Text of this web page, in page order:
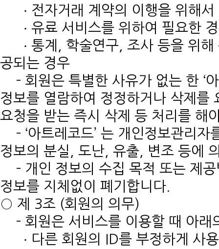
∙ 전자거래 계약의 이행을 위해서
∙ 유료 서비스를 위하여 필요한
∙ 통계, 학술연구, 조사 등을 위해
공되는 경우
- 회원은 특별한 사유가 없는 한 ‘
정보를 열람하여 정정하거나 삭제를
요청을 받는 즉시 삭제 등 처리를 해
- ‘아트레코드’ 는 개인정보관리자
정보의 분실, 도난, 유출, 변조 등에
- 개인 정보의 수집 목적 또는 제공
정보를 지체없이 폐기합니다.
○ 제 3조 (회원의 의무)
- 회원은 서비스를 이용할 때 아래
∙ 다른 회원의 ID를 부정하게 사